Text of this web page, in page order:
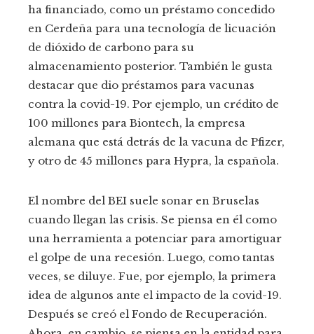
ha financiado, como un préstamo concedido
en Cerdeña para una tecnología de licuación
de dióxido de carbono para su
almacenamiento posterior. También le gusta
destacar que dio préstamos para vacunas
contra la covid-19. Por ejemplo, un crédito de
100 millones para Biontech, la empresa
alemana que está detrás de la vacuna de Pfizer,
y otro de 45 millones para Hypra, la española.
El nombre del BEI suele sonar en Bruselas
cuando llegan las crisis. Se piensa en él como
una herramienta a potenciar para amortiguar
el golpe de una recesión. Luego, como tantas
veces, se diluye. Fue, por ejemplo, la primera
idea de algunos ante el impacto de la covid-19.
Después se creó el Fondo de Recuperación.